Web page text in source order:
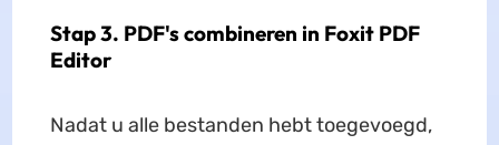
Stap 3. PDF's combineren in Foxit PDF
Editor
Nadat u alle bestanden hebt toegevoegd,